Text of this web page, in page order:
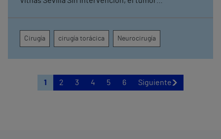
cadera hasta la región perianal
Cirugía cirugía torácica Neurocirugía
1 2 3 4 5 6 Siguiente